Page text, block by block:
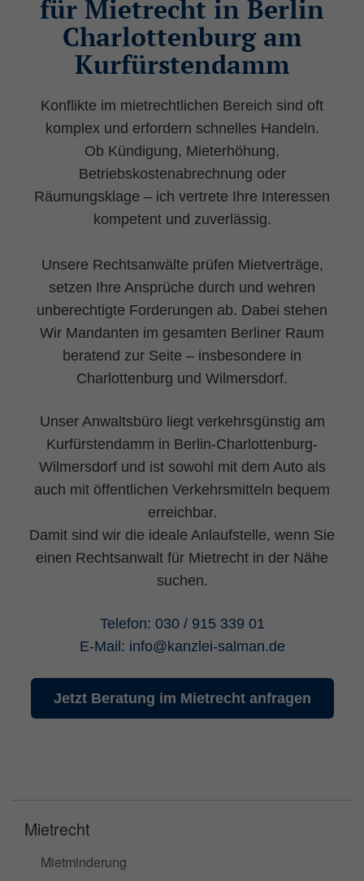
für Mietrecht in Berlin
Charlottenburg am
Kurfürstendamm
Konflikte im mietrechtlichen Bereich sind oft
komplex und erfordern schnelles Handeln.
Ob Kündigung, Mieterhöhung,
Betriebskostenabrechnung oder
Räumungsklage – ich vertrete Ihre Interessen
kompetent und zuverlässig.
Unsere Rechtsanwälte prüfen Mietverträge,
setzen Ihre Ansprüche durch und wehren
unberechtigte Forderungen ab. Dabei stehen
Wir Mandanten im gesamten Berliner Raum
beratend zur Seite – insbesondere in
Charlottenburg und Wilmersdorf.
Unser Anwaltsbüro liegt verkehrsgünstig am
Kurfürstendamm in Berlin-Charlottenburg-
Wilmersdorf und ist sowohl mit dem Auto als
auch mit öffentlichen Verkehrsmitteln bequem
erreichbar.
Damit sind wir die ideale Anlaufstelle, wenn Sie
einen Rechtsanwalt für Mietrecht in der Nähe
suchen.
Telefon: 030 / 915 339 01
E-Mail: info@ kanzlei-salman.de
Jetzt Beratung im Mietrecht anfragen
Mietrecht
Mietminderung